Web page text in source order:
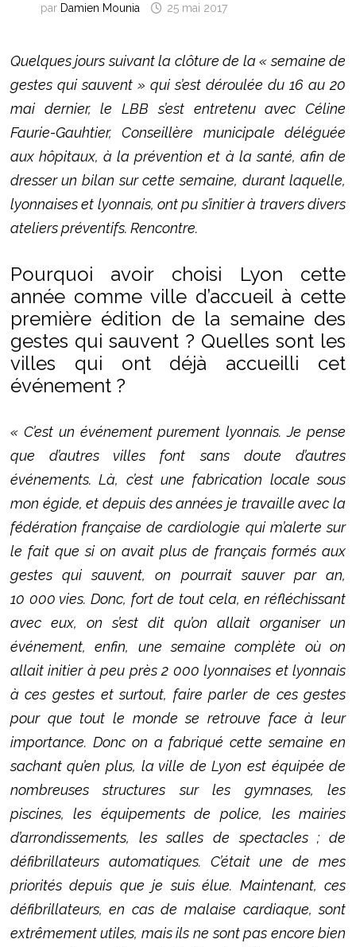
par Damien Mounia 25 mai 2017
Quelques jours suivant la clôture de la « semaine de
gestes qui sauvent » qui s’est déroulée du 16 au 20
mai dernier, le LBB s’est entretenu avec Céline
Faurie-Gauhtier, Conseillère municipale déléguée
aux hôpitaux, à la prévention et à la santé, afin de
dresser un bilan sur cette semaine, durant laquelle,
lyonnaises et lyonnais, ont pu s’initier à travers divers
ateliers préventifs. Rencontre.
Pourquoi avoir choisi Lyon cette
année comme ville d’accueil à cette
première édition de la semaine des
gestes qui sauvent ? Quelles sont les
villes qui ont déjà accueilli cet
événement ?
« C’est un événement purement lyonnais. Je pense
que d’autres villes font sans doute d’autres
événements. Là, c’est une fabrication locale sous
mon égide, et depuis des années je travaille avec la
fédération française de cardiologie qui m’alerte sur
le fait que si on avait plus de français formés aux
gestes qui sauvent, on pourrait sauver par an,
10 000 vies. Donc, fort de tout cela, en réfléchissant
avec eux, on s’est dit qu’on allait organiser un
événement, enfin, une semaine complète où on
allait initier à peu près 2 000 lyonnaises et lyonnais
à ces gestes et surtout, faire parler de ces gestes
pour que tout le monde se retrouve face à leur
importance. Donc on a fabriqué cette semaine en
sachant qu’en plus, la ville de Lyon est équipée de
nombreuses structures sur les gymnases, les
piscines, les équipements de police, les mairies
d’arrondissements, les salles de spectacles ; de
défibrillateurs automatiques. C’était une de mes
priorités depuis que je suis élue. Maintenant, ces
défibrillateurs, en cas de malaise cardiaque, sont
extrêmement utiles, mais ils ne sont pas encore bien